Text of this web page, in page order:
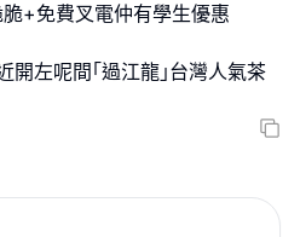
+免費叉電仲有學生優惠
開左呢間｢過江龍｣台灣人氣茶